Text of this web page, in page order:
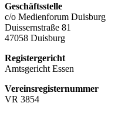
Geschäftsstelle
c/o Medienforum Duisburg
Duissernstraße 81
47058 Duisburg
Registergericht
Amtsgericht Essen
Vereinsregisternummer
VR 3854